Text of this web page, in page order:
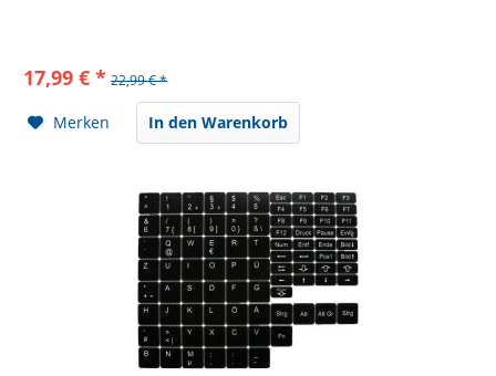
17,99 € * 22,99 € *
Merken In den Warenkorb